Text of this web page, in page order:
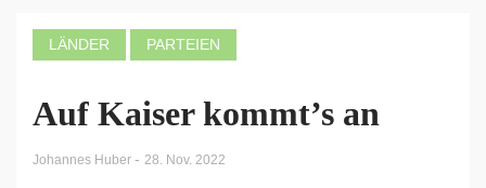
LÄNDER PARTEIEN
Auf Kaiser kommt’s an
Johannes Huber - 28. Nov. 2022